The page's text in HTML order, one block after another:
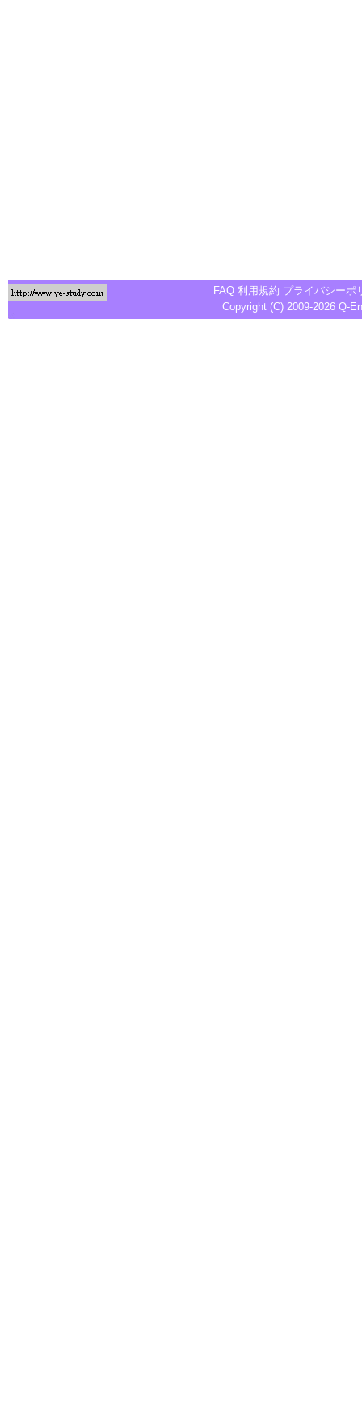
FAQ 利用規約 プライバシーポ
Copyright (C) 2009-2026 Q-